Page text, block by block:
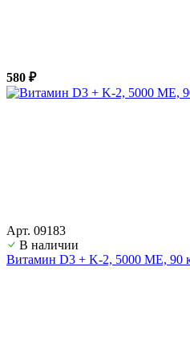
580 ₽
Арт. 09183
В наличии
Витамин D3 + K-2, 5000 ME, 90